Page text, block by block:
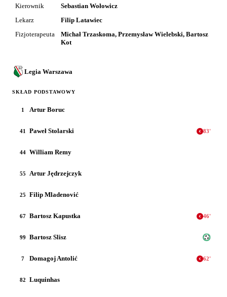
Kierownik
Sebastian Wołowicz
Lekarz
Filip Latawiec
Fizjoterapeuta
Michał Trzaskoma, Przemysław Wielebski, Bartosz
Kot
Legia Warszawa
SKŁAD PODSTAWOWY
1 Artur Boruc
41 Paweł Stolarski 83'
44 William Remy
55 Artur Jędrzejczyk
25 Filip Mladenović
67 Bartosz Kapustka 46'
99 Bartosz Slisz
7 Domagoj Antolić 62'
82 Luquinhas